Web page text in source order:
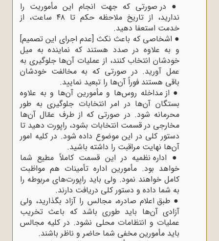
● در صورتی که جهت انجام این مأموریت را
ندارید، از تاریخ ملاحظه حکم تا ۴۸ ساعت، از
خدمت استعفا دهید.
● اشخاصی که باعث نکث [عدم اجرای این تصمیم]
و به علاوه در صدد هستند که نماینده به میل
خودشان انتخاب کنند، از عملیات آن‌ها جلوگیری به
عمل آورید. در صورتی که به مخالفت خودشان
باقی هستند فوراً آن‌ها را تبعید نمایید.
● از مداخله روس‌ها و مأمورین آن‌ها و به علاوه
بستگان آن‌ها در امر انتخابات جلوگیری به طور
محرمانه شود. در صورتی که از طرف عمّال آن‌ها
مخارجی در قسمت انتخابات بشود، راپورت دهید تا
دستور کلی در این موضوع داده شود. در کلیه امور
آن‌ها نهایت مراقبت را داشته باشید.
● اداره نظمیه در این قسمت کاملاً مطیع شما
خواهد بود. مأمورین اداره تأمینات هم مواظبت
کامل خواهند نمود. ولی باید راپورت‌های مربوطه را
به شما داده و دستور کلی دریافت دارند.
●طبق اعلام صادره، مجالس را آزاد بگذارید، ولی
آزادی آن‌ها باید طوری باشد که باعث تخریب
عملیات و انتظامات محلی نشود. در کلیه مجالس
باید مأمورین مخفی شما حاضر و ناظر باشند.